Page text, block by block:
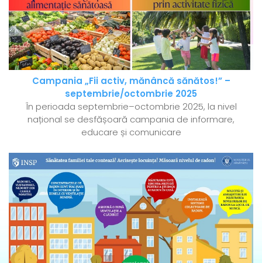
Campania „Fii activ, mănâncă sănătos!” –
septembrie/octombrie 2025
În perioada septembrie–octombrie 2025, la nivel
național se desfășoară campania de informare,
educare și comunicare